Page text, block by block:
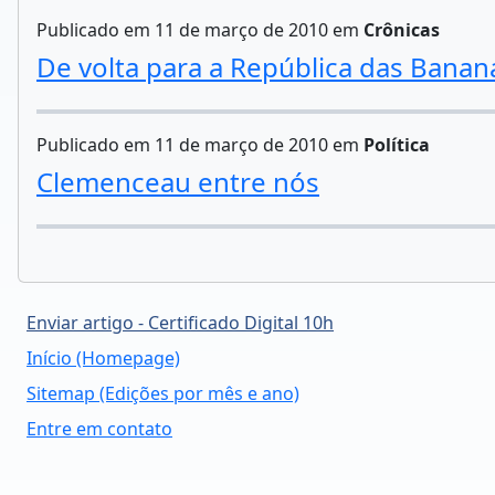
Publicado em 11 de março de 2010 em Crônicas
De volta para a República das
Publicado em 11 de março de 2010 em Política
Clemenceau entre nós
Enviar artigo - Certificado Digital 10h
Início (Homepage)
Sitemap (Edições por mês e ano)
Entre em contato